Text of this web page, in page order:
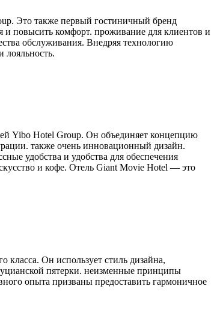
Это также первый гостиничный бренд
и повысить комфорт. проживание для клиентов и
обслуживания. Внедряя технологию
лояльность.
Yibo Hotel Group. Он объединяет концепцию
также очень инновационный дизайн.
удобства и удобства для обеспечения
и кофе. Отель Giant Movie Hotel — это
Он использует стиль дизайна,
пятерки. неизменные принципы
опыта призваны предоставить гармоничное